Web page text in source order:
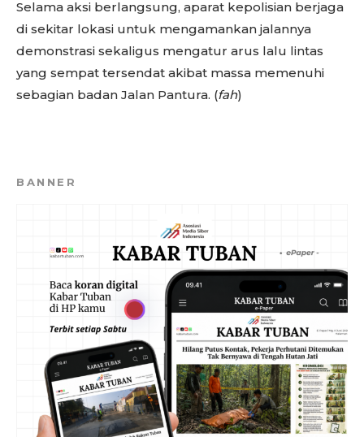
Selama aksi berlangsung, aparat kepolisian berjaga
di sekitar lokasi untuk mengamankan jalannya
demonstrasi sekaligus mengatur arus lalu lintas
yang sempat tersendat akibat massa memenuhi
sebagian badan Jalan Pantura. (fah)
BANNER